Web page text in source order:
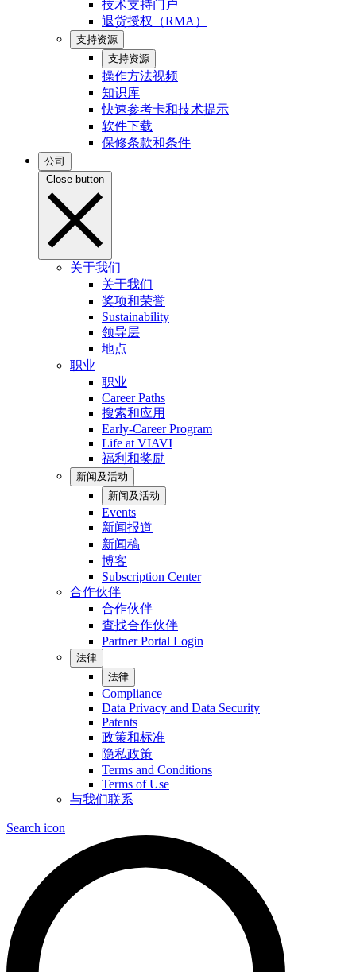
技术支持门户
退货授权（RMA）
支持资源
支持资源
操作方法视频
知识库
快速参考卡和技术提示
软件下载
保修条款和条件
公司
Close button
关于我们
关于我们
奖项和荣誉
Sustainability
领导层
地点
职业
职业
Career Paths
搜索和应用
Early-Career Program
Life at VIAVI
福利和奖励
新闻及活动
新闻及活动
Events
新闻报道
新闻稿
博客
Subscription Center
合作伙伴
合作伙伴
查找合作伙伴
Partner Portal Login
法律
法律
Compliance
Data Privacy and Data Security
Patents
政策和标准
隐私政策
Terms and Conditions
Terms of Use
与我们联系
Search icon